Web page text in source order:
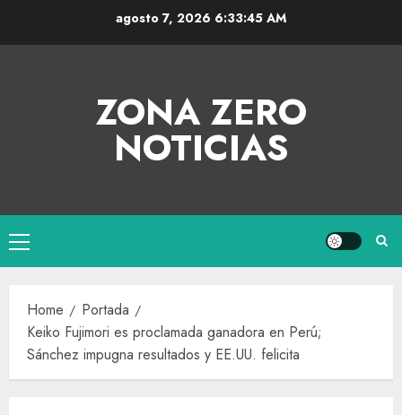
agosto 7, 2026 6:33:46 AM
ZONA ZERO
NOTICIAS
Home
Portada
Keiko Fujimori es proclamada ganadora en Perú;
Sánchez impugna resultados y EE.UU. felicita